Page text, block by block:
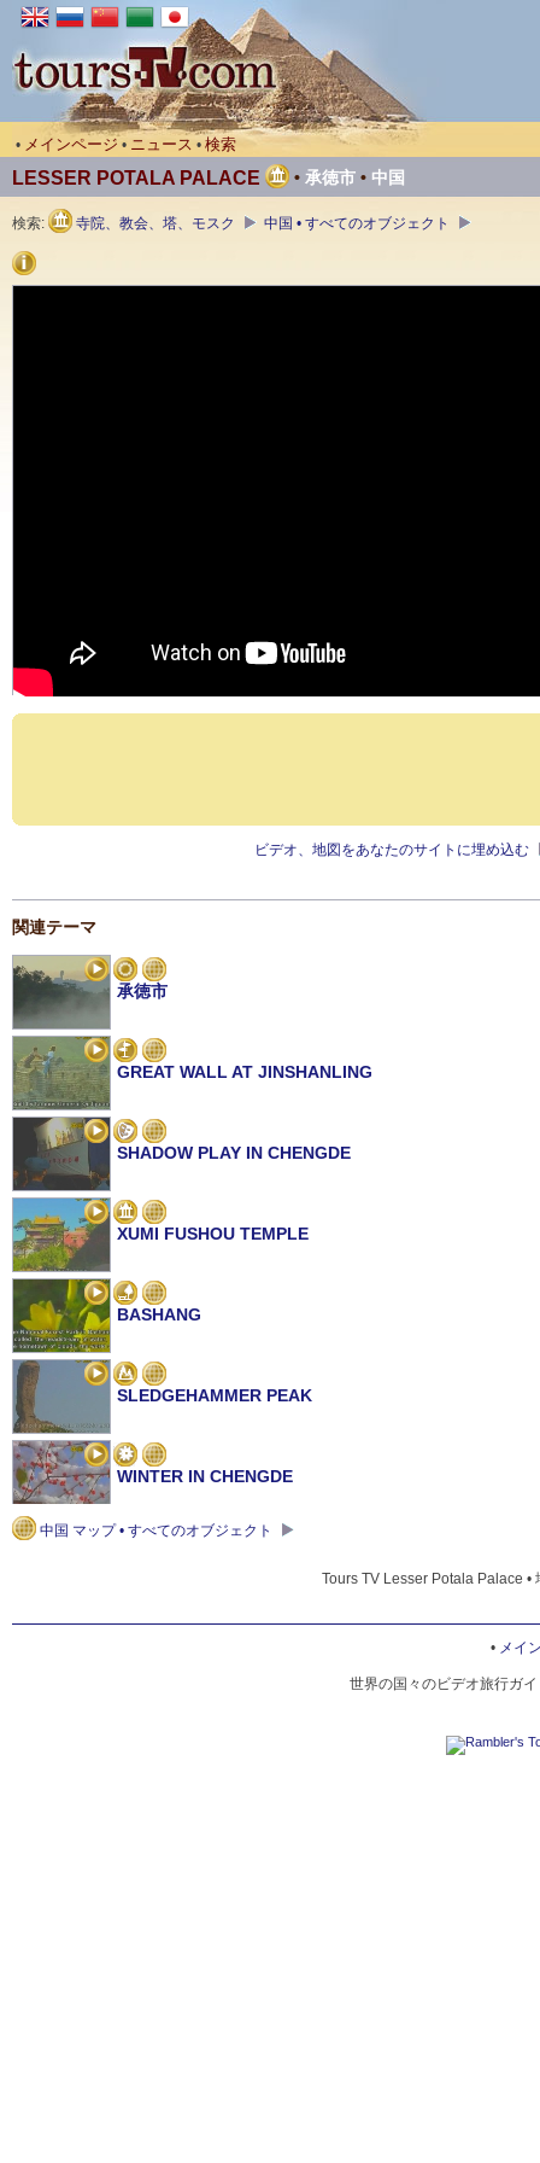
• メインページ • ニュース • 検索
LESSER POTALA PALACE • 承徳市 • 中国
検索: 寺院、教会、塔、モスク 中国 • すべてのオブジェクト
ビデオ、地図をあなたのサイトに埋め込む
関連テーマ
承徳市
GREAT WALL AT JINSHANLING
SHADOW PLAY IN CHENGDE
XUMI FUSHOU TEMPLE
BASHANG
SLEDGEHAMMER PEAK
WINTER IN CHENGDE
中国 マップ • すべてのオブジェクト
Tours TV Lesser Potala Palace •
• メイ
世界の国々のビデオ旅行ガ